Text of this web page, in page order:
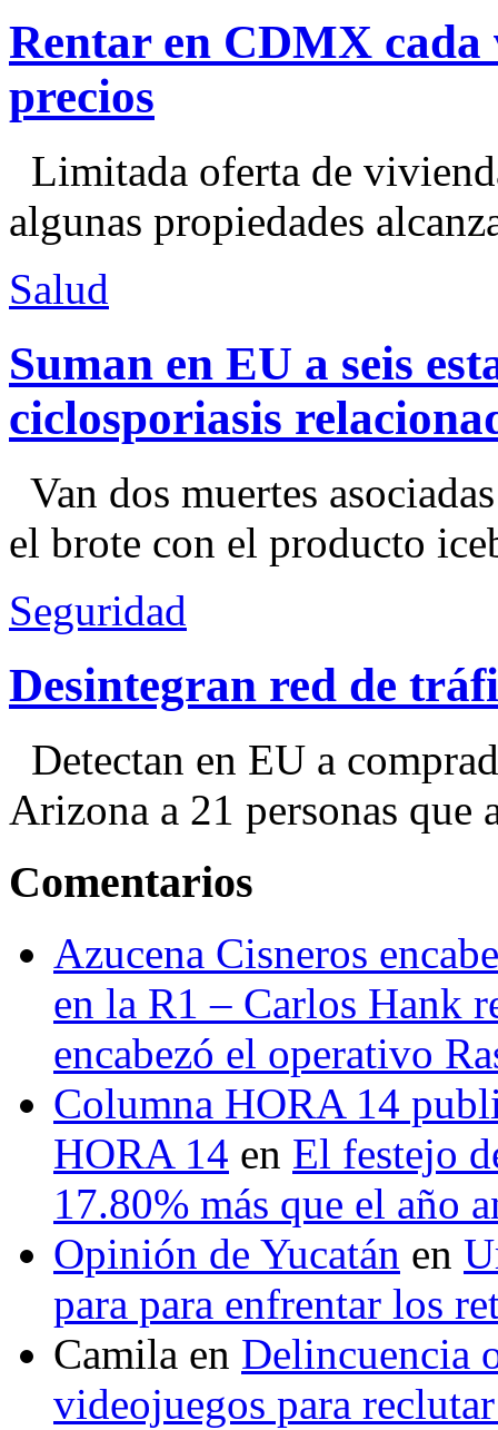
Rentar en CDMX cada
precios
Limitada oferta de
algunas propiedades
Salud
Suman en EU a seis
ciclosporiasis
Van dos muertes
el brote con el producto
Seguridad
Desintegran red de
Detectan en EU a
Arizona a 21 personas que
Comentarios
Azucena Cisneros
en la R1 – Carlos Hank
encabezó el operativo
Columna HORA 14
HORA 14 en El festejo
17.80% más que el año
Opinión de Yucatán en
para para enfrentar los
Camila en Delincuencia
videojuegos para